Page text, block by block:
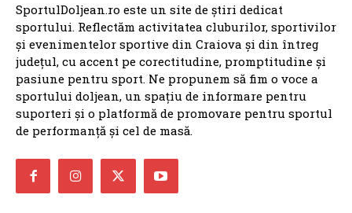
SportulDoljean.ro este un site de știri dedicat
sportului. Reflectăm activitatea cluburilor, sportivilor
și evenimentelor sportive din Craiova și din întreg
județul, cu accent pe corectitudine, promptitudine și
pasiune pentru sport. Ne propunem să fim o voce a
sportului doljean, un spațiu de informare pentru
suporteri și o platformă de promovare pentru sportul
de performanță și cel de masă.